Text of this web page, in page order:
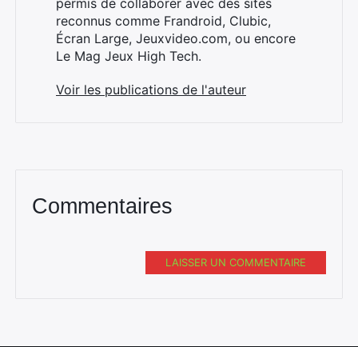
permis de collaborer avec des sites
reconnus comme Frandroid, Clubic,
Écran Large, Jeuxvideo.com, ou encore
Le Mag Jeux High Tech.
Voir les publications de l'auteur
Commentaires
LAISSER UN COMMENTAIRE
: